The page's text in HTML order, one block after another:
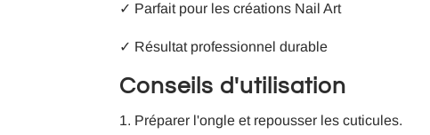
✓ Parfait pour les créations Nail Art
✓ Résultat professionnel durable
Conseils d'utilisation
Préparer l'ongle et repousser les cuticules.